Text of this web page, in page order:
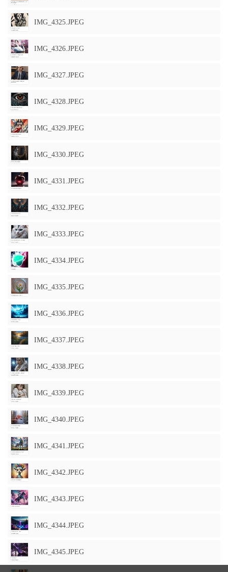
IMG_4325.JPEG
IMG_4326.JPEG
IMG_4327.JPEG
IMG_4328.JPEG
IMG_4329.JPEG
IMG_4330.JPEG
IMG_4331.JPEG
IMG_4332.JPEG
IMG_4333.JPEG
IMG_4334.JPEG
IMG_4335.JPEG
IMG_4336.JPEG
IMG_4337.JPEG
IMG_4338.JPEG
IMG_4339.JPEG
IMG_4340.JPEG
IMG_4341.JPEG
IMG_4342.JPEG
IMG_4343.JPEG
IMG_4344.JPEG
IMG_4345.JPEG